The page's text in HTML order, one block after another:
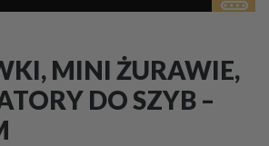
elektryczne
Kontenery
Pompy
– maszyny do obróbki
MINI ŻURAWIE,
DO SZYB –